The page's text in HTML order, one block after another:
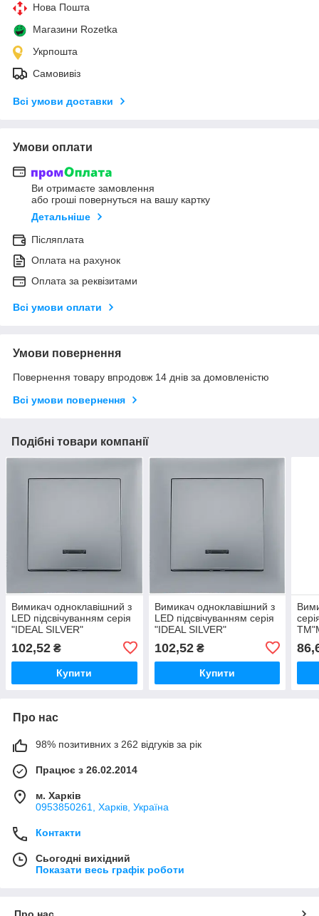
Нова Пошта
Магазини Rozetka
Укрпошта
Самовивіз
Всі умови доставки
Умови оплати
Ви отримаєте замовлення
або гроші повернуться на вашу картку
Детальніше
Післяплата
Оплата на рахунок
Оплата за реквізитами
Всі умови оплати
Умови повернення
Повернення товару впродовж 14 днів за домовленістю
Всі умови повернення
Подібні товари компанії
Вимикач одноклавішний з
LED підсвічуванням серія
"IDEAL SILVER"
102,52 ₴
Купити
Вимикач одноклавішний з
LED підсвічуванням серія
"IDEAL SILVER"
102,52₴
Купити
Про нас
98% позитивних з 262 відгуків за рік
Працює з 26.02.2014
м. Харків
0953850261, Харків, Україна
Контакти
Сьогодні вихідний
Показати весь графік роботи